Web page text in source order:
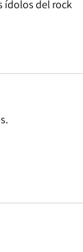
ídolos del rock